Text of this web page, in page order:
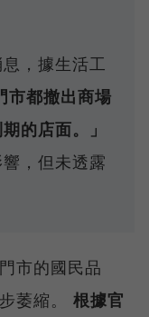
，據生活工
市都撤出商場
的店面。」
，但未透露
市的國民品
萎縮。 根據官